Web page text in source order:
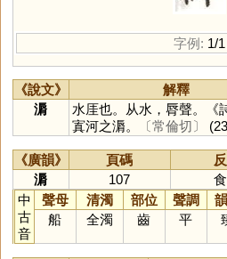
字例: 1/1
《說文》 解釋
漘
水厓也。从水，脣聲。《
寘河之漘。
〔常倫切〕
《廣韻》 頁碼
漘
107
中
古
音
聲母 清濁 部位 聲調
船
全濁 齒 平